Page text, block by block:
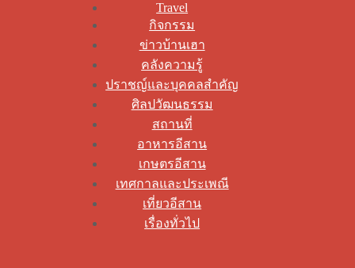
Travel
กิจกรรม
ข่าวบ้านเฮา
คลังความรู้
ปราชญ์และบุคคลสำคัญ
ศิลปวัฒนธรรม
สถานที่
อาหารอีสาน
เกษตรอีสาน
เทศกาลและประเพณี
เที่ยวอีสาน
เรื่องทั่วไป